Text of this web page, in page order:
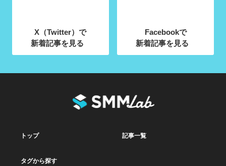
X（Twitter）で
新着記事を見る
Facebookで
新着記事を見る
トップ 記事一覧
タグから探す